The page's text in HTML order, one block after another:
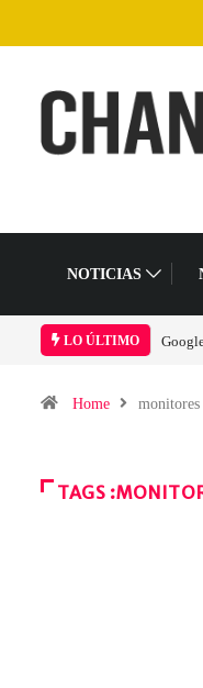
NOTICIAS
LO ÚLTIMO Las
Home monitores
TAGS